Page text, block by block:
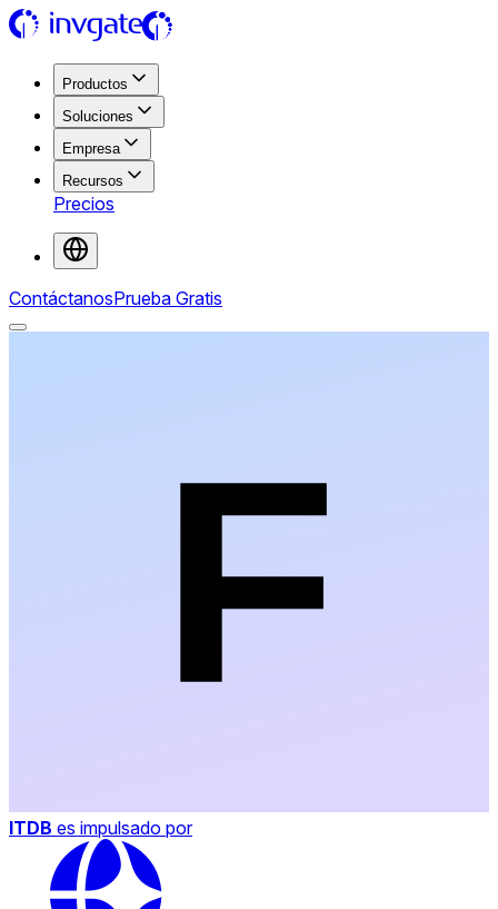
Productos
Soluciones
Empresa
Recursos
Precios
ContáctanosPrueba Gratis
ITDB es impulsado por